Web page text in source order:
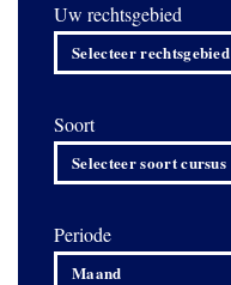
Uw rechtsgebied
Selecteer rechtsgebied
Soort
Selecteer soort cursus
Periode
Maand